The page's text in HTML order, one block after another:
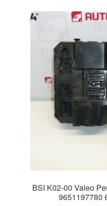
BSI K02-00 Valeo
9651197780